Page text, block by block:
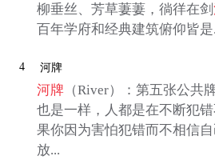
柳垂丝、芳草萋萋，徜徉在剑
百年学府和经典建筑俯仰皆是
4 河牌
河牌（River）：第五张公共
也是一样，人都是在不断犯
果你因为害怕犯错而不相信
放...